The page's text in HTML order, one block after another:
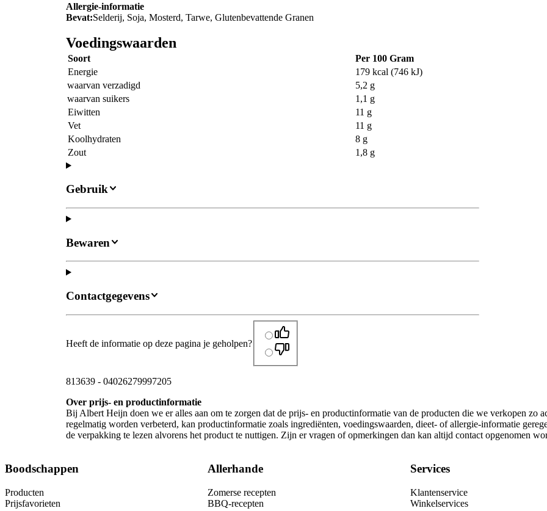
Allergie-informatie
Bevat:Selderij, Soja, Mosterd, Tarwe, Glutenbevattende Granen
Voedingswaarden
Soort
Per 100 Gram
Energie
179 kcal (746 kJ)
waarvan verzadigd
5,2 g
waarvan suikers
1,1 g
Eiwitten
11 g
Vet
11 g
Koolhydraten
8 g
Zout
1,8 g
Gebruik
Bewaren
Contactgegevens
Heeft de informatie op deze pagina je geholpen?
813639 - 04026279997205
Over prijs- en productinformatie
Bij Albert Heijn doen we er alles aan om te zorgen dat de prijs- en productinformatie van de producten die we verkopen zo
regelmatig worden verbeterd, kan productinformatie zoals ingrediënten, voedingswaarden, dieet- of allergie-informatie
de verpakking te lezen alvorens het product te nuttigen. Zijn er vragen of opmerkingen dan kan altijd contact opgenomen
Boodschappen
Producten
Prijsfavorieten
Allerhande
Zomerse recepten
BBQ-recepten
Services
Klantenservice
Winkelservices